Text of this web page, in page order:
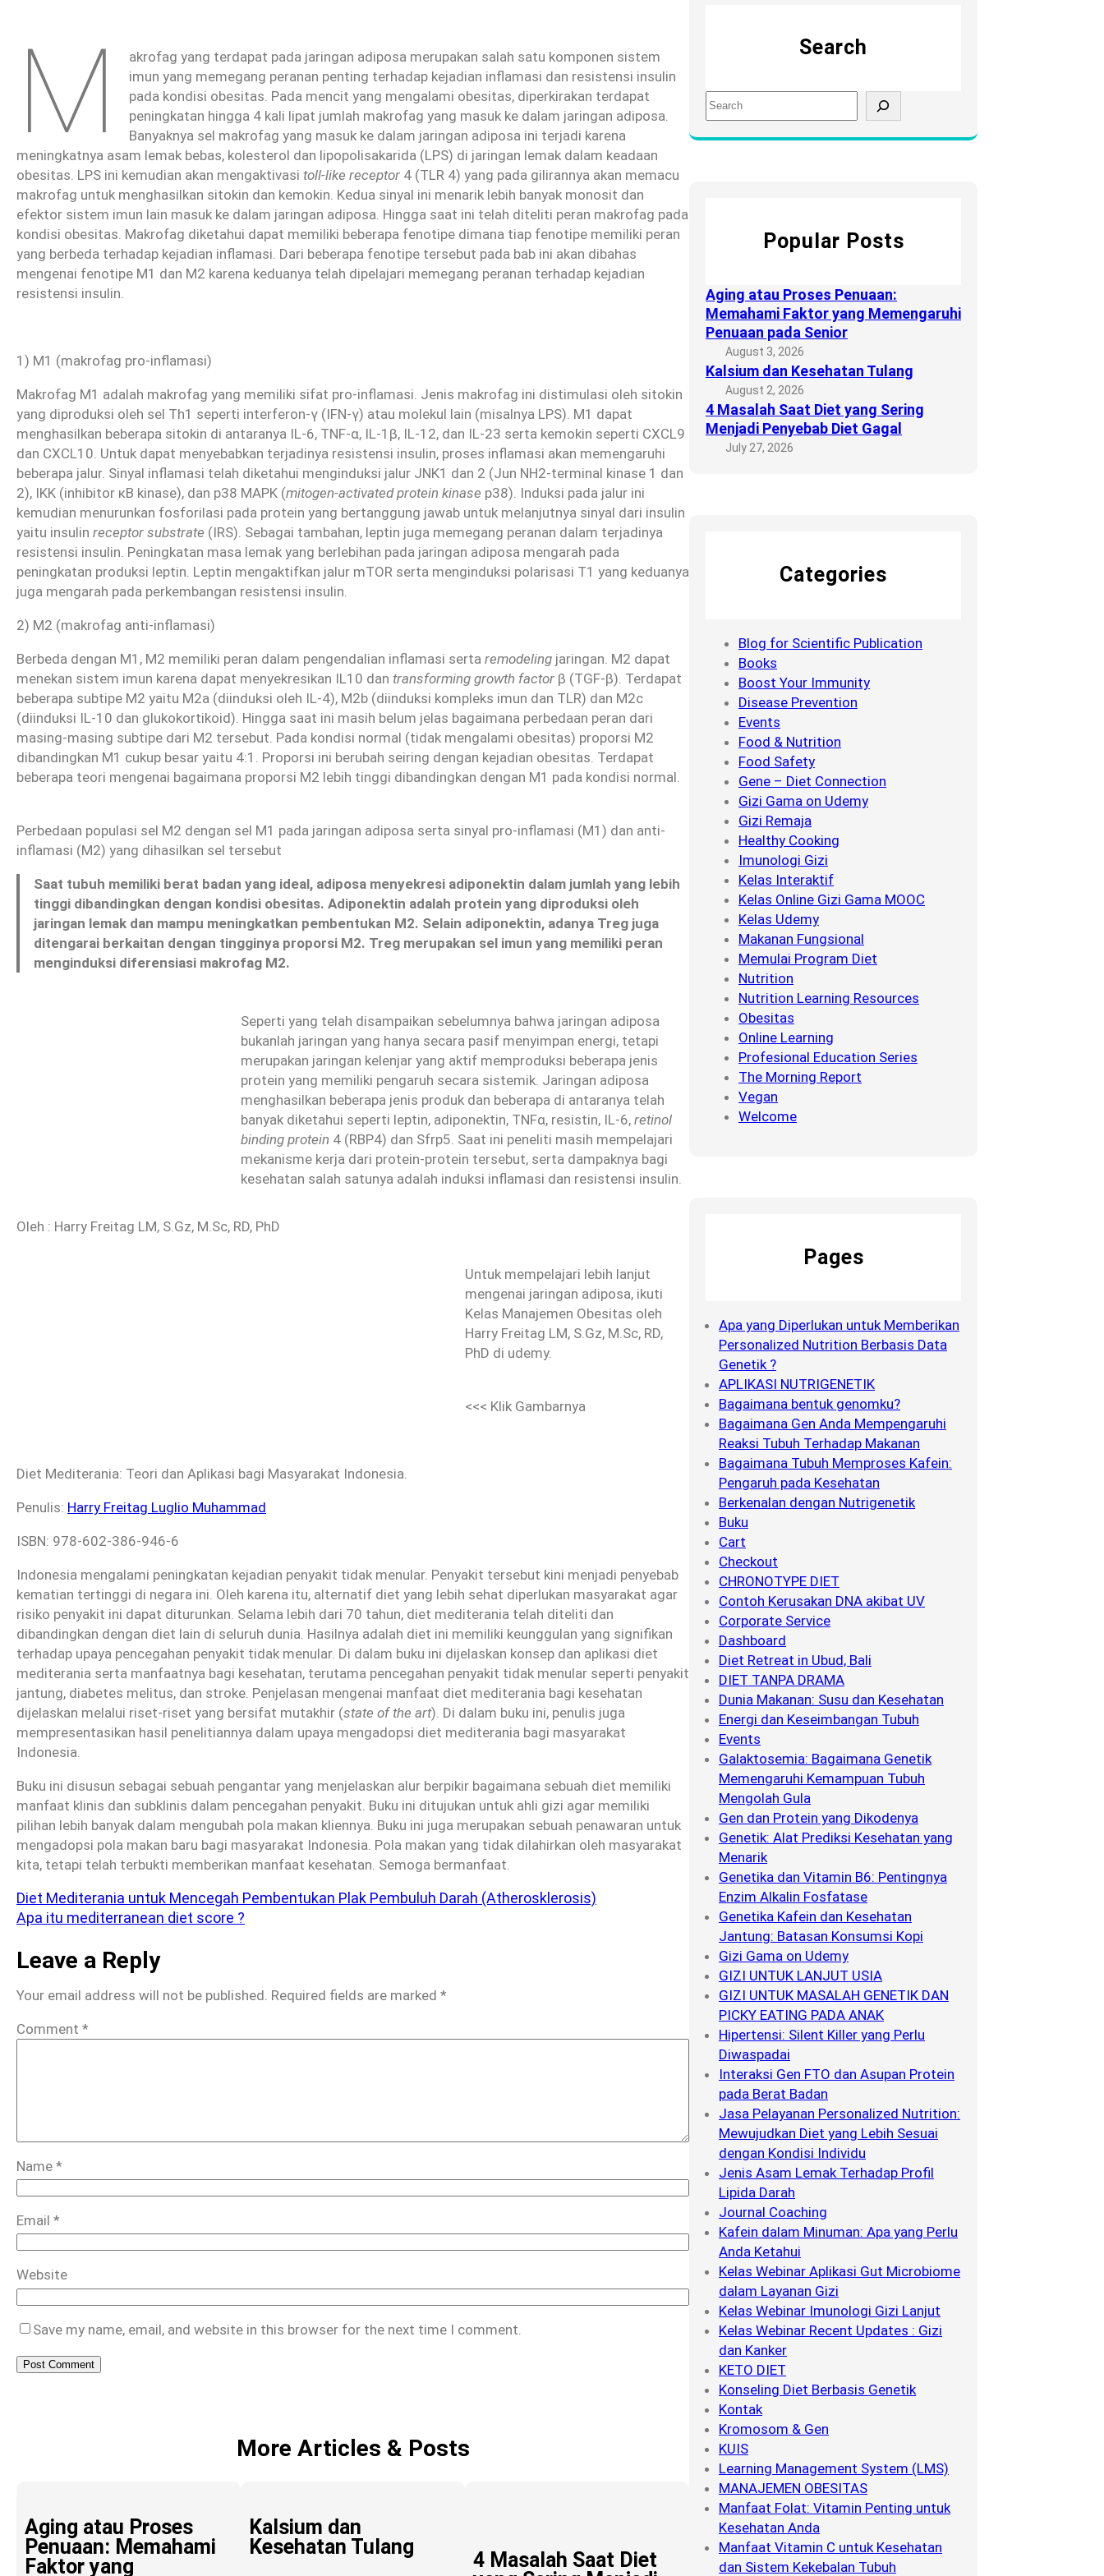
M
akrofag yang terdapat pada jaringan adiposa merupakan salah satu komponen sistem
imun yang memegang peranan penting terhadap kejadian inflamasi dan resistensi insulin
pada kondisi obesitas. Pada mencit yang mengalami obesitas, diperkirakan terdapat
peningkatan hingga 4 kali lipat jumlah makrofag yang masuk ke dalam jaringan adiposa.
Banyaknya sel makrofag yang masuk ke dalam jaringan adiposa ini terjadi karena
meningkatnya asam lemak bebas, kolesterol dan lipopolisakarida (LPS) di jaringan lemak dalam keadaan
obesitas. LPS ini kemudian akan mengaktivasi toll-like receptor 4 (TLR 4) yang pada gilirannya akan memacu
makrofag untuk menghasilkan sitokin dan kemokin. Kedua sinyal ini menarik lebih banyak monosit dan
efektor sistem imun lain masuk ke dalam jaringan adiposa. Hingga saat ini telah diteliti peran makrofag pada
kondisi obesitas. Makrofag diketahui dapat memiliki beberapa fenotipe dimana tiap fenotipe memiliki peran
yang berbeda terhadap kejadian inflamasi. Dari beberapa fenotipe tersebut pada bab ini akan dibahas
mengenai fenotipe M1 dan M2 karena keduanya telah dipelajari memegang peranan terhadap kejadian
resistensi insulin.
1) M1 (makrofag pro-inflamasi)
Makrofag M1 adalah makrofag yang memiliki sifat pro-inflamasi. Jenis makrofag ini distimulasi oleh sitokin
yang diproduksi oleh sel Th1 seperti interferon-γ (IFN-γ) atau molekul lain (misalnya LPS). M1 dapat
menghasilkan beberapa sitokin di antaranya IL-6, TNF-α, IL-1β, IL-12, dan IL-23 serta kemokin seperti CXCL9
dan CXCL10. Untuk dapat menyebabkan terjadinya resistensi insulin, proses inflamasi akan memengaruhi
beberapa jalur. Sinyal inflamasi telah diketahui menginduksi jalur JNK1 dan 2 (Jun NH2-terminal kinase 1 dan
2), IKK (inhibitor κB kinase), dan p38 MAPK (mitogen-activated protein kinase p38). Induksi pada jalur ini
kemudian menurunkan fosforilasi pada protein yang bertanggung jawab untuk melanjutnya sinyal dari insulin
yaitu insulin receptor substrate (IRS). Sebagai tambahan, leptin juga memegang peranan dalam terjadinya
resistensi insulin. Peningkatan masa lemak yang berlebihan pada jaringan adiposa mengarah pada
peningkatan produksi leptin. Leptin mengaktifkan jalur mTOR serta menginduksi polarisasi T1 yang keduanya
juga mengarah pada perkembangan resistensi insulin.
2) M2 (makrofag anti-inflamasi)
Berbeda dengan M1, M2 memiliki peran dalam pengendalian inflamasi serta remodeling jaringan. M2 dapat
menekan sistem imun karena dapat menyekresikan IL10 dan transforming growth factor β (TGF-β). Terdapat
beberapa subtipe M2 yaitu M2a (diinduksi oleh IL-4), M2b (diinduksi kompleks imun dan TLR) dan M2c
(diinduksi IL-10 dan glukokortikoid). Hingga saat ini masih belum jelas bagaimana perbedaan peran dari
masing-masing subtipe dari M2 tersebut. Pada kondisi normal (tidak mengalami obesitas) proporsi M2
dibandingkan M1 cukup besar yaitu 4:1. Proporsi ini berubah seiring dengan kejadian obesitas. Terdapat
beberapa teori mengenai bagaimana proporsi M2 lebih tinggi dibandingkan dengan M1 pada kondisi normal.
Perbedaan populasi sel M2 dengan sel M1 pada jaringan adiposa serta sinyal pro-inflamasi (M1) dan anti-
inflamasi (M2) yang dihasilkan sel tersebut
Saat tubuh memiliki berat badan yang ideal, adiposa menyekresi adiponektin dalam jumlah yang lebih
tinggi dibandingkan dengan kondisi obesitas. Adiponektin adalah protein yang diproduksi oleh
jaringan lemak dan mampu meningkatkan pembentukan M2. Selain adiponektin, adanya Treg juga
ditengarai berkaitan dengan tingginya proporsi M2. Treg merupakan sel imun yang memiliki peran
menginduksi diferensiasi makrofag M2.
Seperti yang telah disampaikan sebelumnya bahwa jaringan adiposa
bukanlah jaringan yang hanya secara pasif menyimpan energi, tetapi
merupakan jaringan kelenjar yang aktif memproduksi beberapa jenis
protein yang memiliki pengaruh secara sistemik. Jaringan adiposa
menghasilkan beberapa jenis produk dan beberapa di antaranya telah
banyak diketahui seperti leptin, adiponektin, TNFα, resistin, IL-6, retinol
binding protein 4 (RBP4) dan Sfrp5. Saat ini peneliti masih mempelajari
mekanisme kerja dari protein-protein tersebut, serta dampaknya bagi
kesehatan salah satunya adalah induksi inflamasi dan resistensi insulin.
Oleh : Harry Freitag LM, S.Gz, M.Sc, RD, PhD
Untuk mempelajari lebih lanjut
mengenai jaringan adiposa, ikuti
Kelas Manajemen Obesitas oleh
Harry Freitag LM, S.Gz, M.Sc, RD,
PhD di udemy.
<<< Klik Gambarnya
Diet Mediterania: Teori dan Aplikasi bagi Masyarakat Indonesia.
Penulis: Harry Freitag Luglio Muhammad
ISBN: 978-602-386-946-6
Indonesia mengalami peningkatan kejadian penyakit tidak menular. Penyakit tersebut kini menjadi penyebab
kematian tertinggi di negara ini. Oleh karena itu, alternatif diet yang lebih sehat diperlukan masyarakat agar
risiko penyakit ini dapat diturunkan. Selama lebih dari 70 tahun, diet mediterania telah diteliti dan
dibandingkan dengan diet lain di seluruh dunia. Hasilnya adalah diet ini memiliki keunggulan yang signifikan
terhadap upaya pencegahan penyakit tidak menular. Di dalam buku ini dijelaskan konsep dan aplikasi diet
mediterania serta manfaatnya bagi kesehatan, terutama pencegahan penyakit tidak menular seperti penyakit
jantung, diabetes melitus, dan stroke. Penjelasan mengenai manfaat diet mediterania bagi kesehatan
dijelaskan melalui riset-riset yang bersifat mutakhir (state of the art). Di dalam buku ini, penulis juga
mempresentasikan hasil penelitiannya dalam upaya mengadopsi diet mediterania bagi masyarakat
Indonesia.
Buku ini disusun sebagai sebuah pengantar yang menjelaskan alur berpikir bagaimana sebuah diet memiliki
manfaat klinis dan subklinis dalam pencegahan penyakit. Buku ini ditujukan untuk ahli gizi agar memiliki
pilihan lebih banyak dalam mengubah pola makan kliennya. Buku ini juga merupakan sebuah penawaran untuk
mengadopsi pola makan baru bagi masyarakat Indonesia. Pola makan yang tidak dilahirkan oleh masyarakat
kita, tetapi telah terbukti memberikan manfaat kesehatan. Semoga bermanfaat.
Diet Mediterania untuk Mencegah Pembentukan Plak Pembuluh Darah (Atherosklerosis)
Apa itu mediterranean diet score ?
Leave a Reply
Your email address will not be published. Required fields are marked *
Comment *
Name *
Email *
Website
Save my name, email, and website in this browser for the next time I comment.
More Articles & Posts
Aging atau Proses
Penuaan: Memahami
Faktor yang
Kalsium dan
Kesehatan Tulang
4 Masalah Saat Diet
Search
S
e
a
Popular Posts
Aging atau Proses Penuaan:
Memahami Faktor yang Memengaruhi
Penuaan pada Senior
August 3, 2026
Kalsium dan Kesehatan Tulang
August 2, 2026
4 Masalah Saat Diet yang Sering
Menjadi Penyebab Diet Gagal
July 27, 2026
Categories
Blog for Scientific Publication
Books
Boost Your Immunity
Disease Prevention
Events
Food & Nutrition
Food Safety
Gene – Diet Connection
Gizi Gama on Udemy
Gizi Remaja
Healthy Cooking
Imunologi Gizi
Kelas Interaktif
Kelas Online Gizi Gama MOOC
Kelas Udemy
Makanan Fungsional
Memulai Program Diet
Nutrition
Nutrition Learning Resources
Obesitas
Online Learning
Profesional Education Series
The Morning Report
Vegan
Welcome
Pages
Apa yang Diperlukan untuk Memberikan
Personalized Nutrition Berbasis Data
Genetik ?
APLIKASI NUTRIGENETIK
Bagaimana bentuk genomku?
Bagaimana Gen Anda Mempengaruhi
Reaksi Tubuh Terhadap Makanan
Bagaimana Tubuh Memproses Kafein:
Pengaruh pada Kesehatan
Berkenalan dengan Nutrigenetik
Buku
Cart
Checkout
CHRONOTYPE DIET
Contoh Kerusakan DNA akibat UV
Corporate Service
Dashboard
Diet Retreat in Ubud, Bali
DIET TANPA DRAMA
Dunia Makanan: Susu dan Kesehatan
Energi dan Keseimbangan Tubuh
Events
Galaktosemia: Bagaimana Genetik
Memengaruhi Kemampuan Tubuh
Mengolah Gula
Gen dan Protein yang Dikodenya
Genetik: Alat Prediksi Kesehatan yang
Menarik
Genetika dan Vitamin B6: Pentingnya
Enzim Alkalin Fosfatase
Genetika Kafein dan Kesehatan
Jantung: Batasan Konsumsi Kopi
Gizi Gama on Udemy
GIZI UNTUK LANJUT USIA
GIZI UNTUK MASALAH GENETIK DAN
PICKY EATING PADA ANAK
Hipertensi: Silent Killer yang Perlu
Diwaspadai
Interaksi Gen FTO dan Asupan Protein
pada Berat Badan
Jasa Pelayanan Personalized Nutrition:
Mewujudkan Diet yang Lebih Sesuai
dengan Kondisi Individu
Jenis Asam Lemak Terhadap Profil
Lipida Darah
Journal Coaching
Kafein dalam Minuman: Apa yang Perlu
Anda Ketahui
Kelas Webinar Aplikasi Gut Microbiome
dalam Layanan Gizi
Kelas Webinar Imunologi Gizi Lanjut
Kelas Webinar Recent Updates : Gizi
dan Kanker
KETO DIET
Konseling Diet Berbasis Genetik
Kontak
Kromosom & Gen
KUIS
Learning Management System (LMS)
MANAJEMEN OBESITAS
Manfaat Folat: Vitamin Penting untuk
Kesehatan Anda
Manfaat Vitamin C untuk Kesehatan
dan Sistem Kekebalan Tubuh